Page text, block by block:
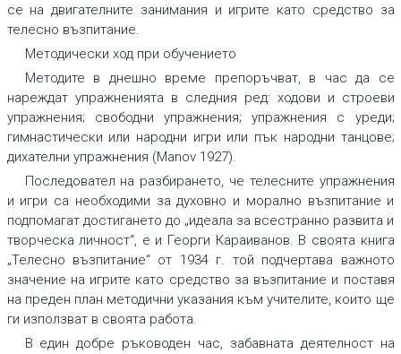
се на двигателните занимания и игрите като средство за
телесно възпитание.
Методически ход при обучението
Методите в днешно време препоръчват, в час да се
нареждат упражненията в следния ред: ходови и строеви
упражнения; свободни упражнения; упражнения с уреди;
гимнастически или народни игри или пък народни танцове;
дихателни упражнения (Мanov 1927).
Последовател на разбирането, че телесните упражнения
и игри са необходими за духовно и морално възпитание и
подпомагат достигането до „идеала за всестранно развита и
творческа личност“, е и Георги Караиванов. В своята книга
„Телесно възпитание“ от 1934 г. той подчертава важното
значение на игрите като средство за възпитание и поставя
на преден план методични указания към учителите, които ще
ги използват в своята работа.
В един добре ръководен час, забавната деятелност на